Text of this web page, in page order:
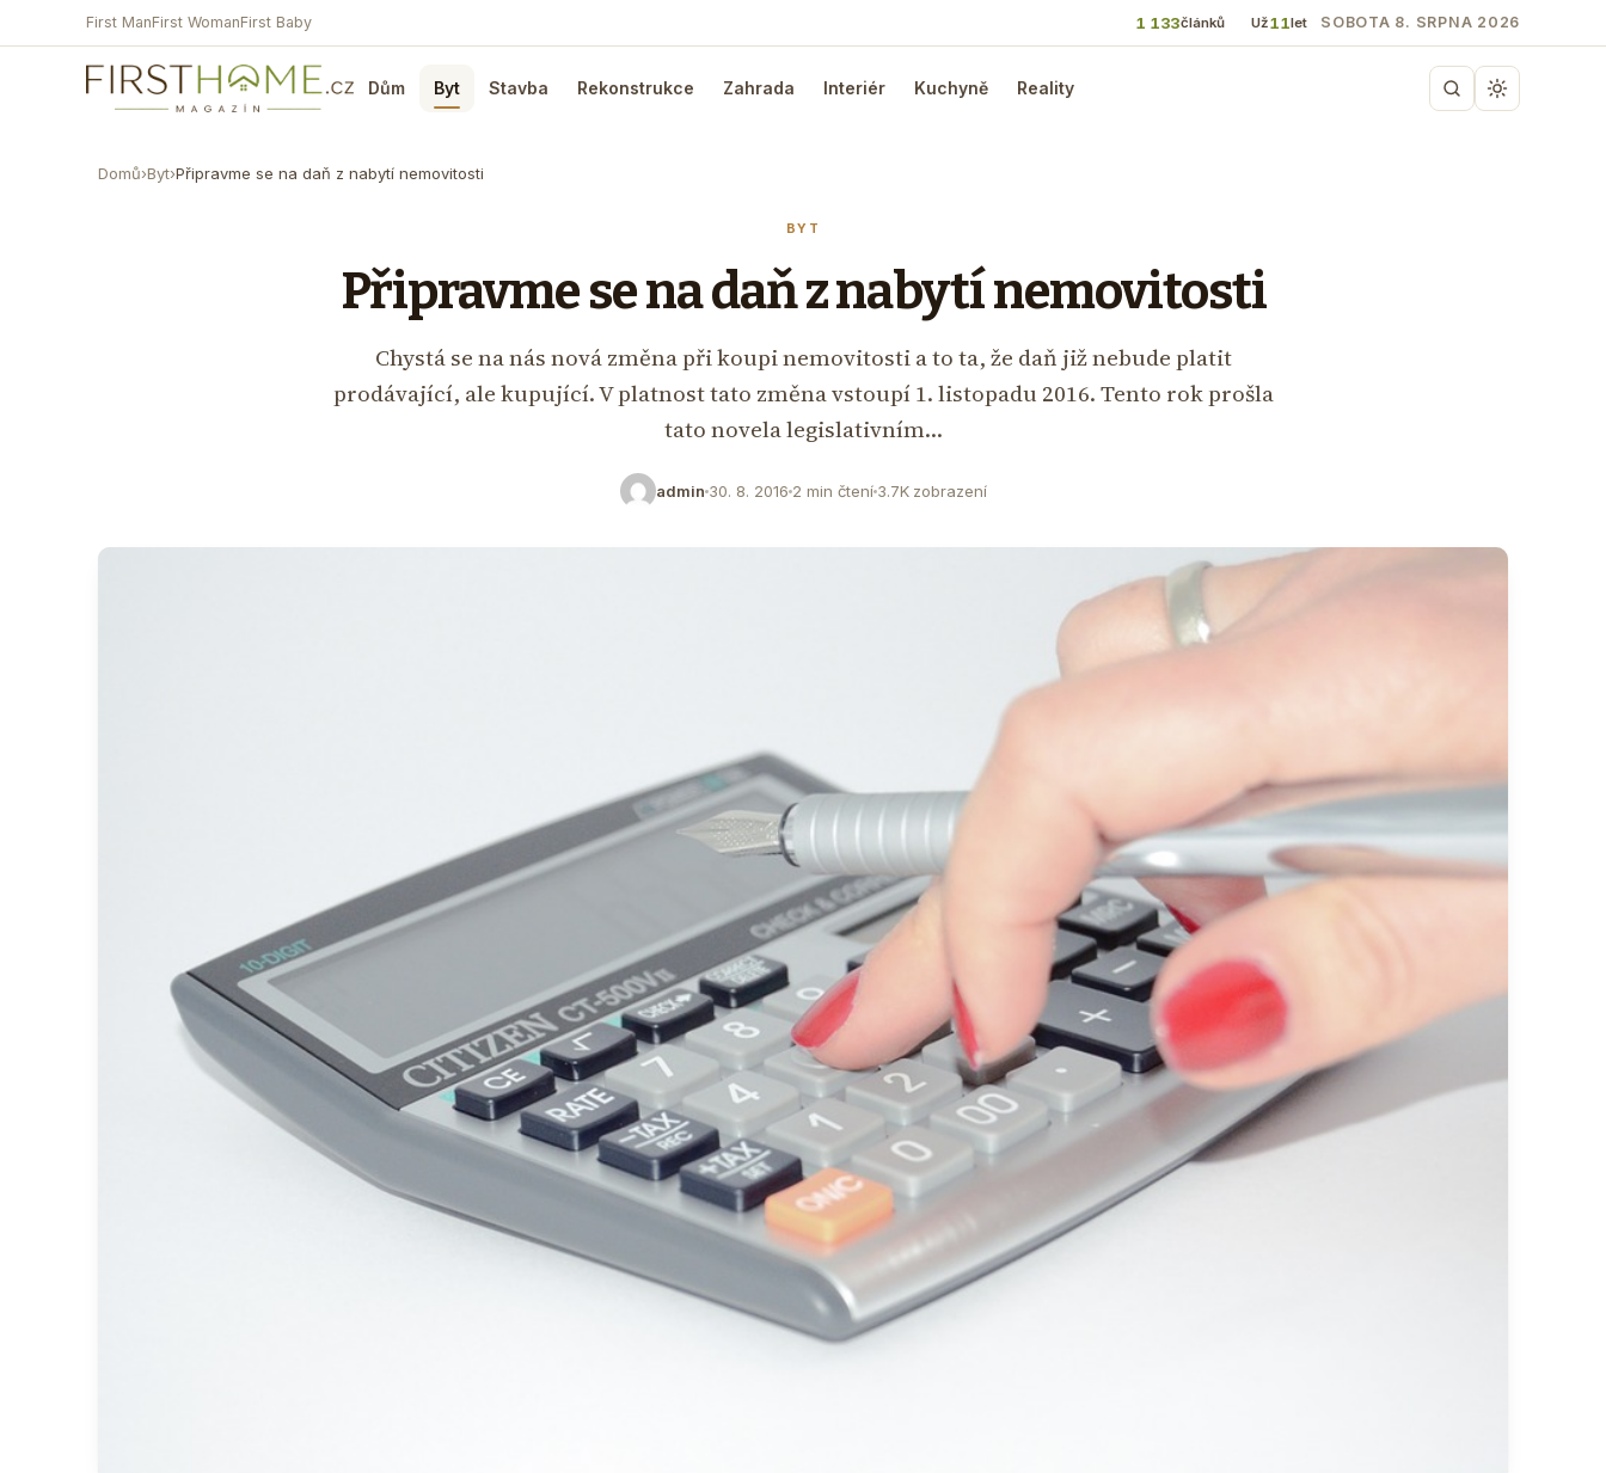
First ManFirst WomanFirst Baby 1 133článků Už11let SOBOTA 8. SRPNA 2026
Dům Byt Stavba Rekonstrukce Zahrada Interiér Kuchyně Reality
Domů›Byt›Připravme se na daň z nabytí nemovitosti
BYT
Připravme se na daň z nabytí nemovitosti
Chystá se na nás nová změna při koupi nemovitosti a to ta, že daň již nebude platit
prodávající, ale kupující. V platnost tato změna vstoupí 1. listopadu 2016. Tento rok prošla
tato novela legislativním…
admin 30. 8. 2016 2 min čtení3.7K zobrazení